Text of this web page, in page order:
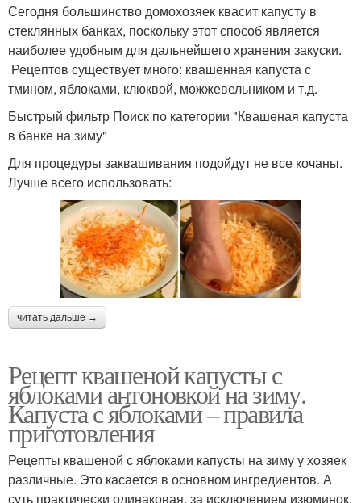
Сегодня большинство домохозяек квасит капусту в
стеклянных банках, поскольку этот способ является
наиболее удобным для дальнейшего хранения закуски.
Рецептов существует много: квашенная капуста с
тмином, яблоками, клюквой, можжевельником и т.д.
Быстрый фильтр Поиск по категории "Квашеная капуста
в банке на зиму"
Для процедуры заквашивания подойдут не все кочаны.
Лучше всего использовать:
читать дальше →
Рецепт квашеной капусты с
яблоками антоновкой на зиму.
Капуста с яблоками – правила
приготовления
Рецепты квашеной с яблоками капусты на зиму у хозяек
различные. Это касается в основном ингредиентов. А
суть практически одинаковая, за исключением изюминок,